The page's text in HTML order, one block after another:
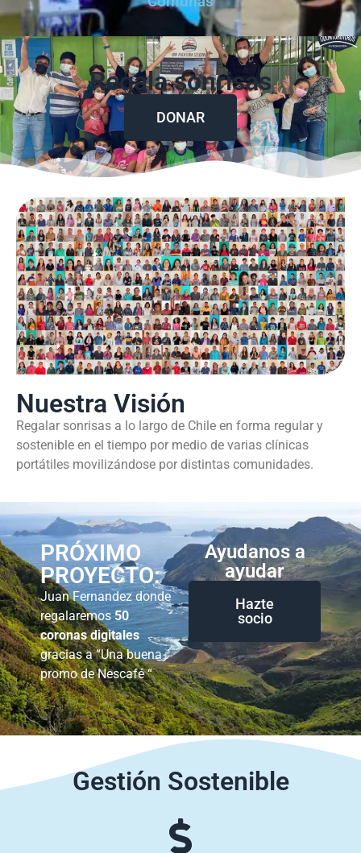
Regala sonrisas
DONAR
Nuestra Visión
Regalar sonrisas a lo largo de Chile en forma regular y
sostenible en el tiempo por medio de varias clínicas
portátiles movilizándose por distintas comunidades.
PRÓXIMO
PROYECTO:
Juan Fernandez donde
regalaremos 50
coronas digitales
gracias a “Una buena
promo de Nescafé “
Ayudanos a
ayudar
Hazte
socio
Gestión Sostenible